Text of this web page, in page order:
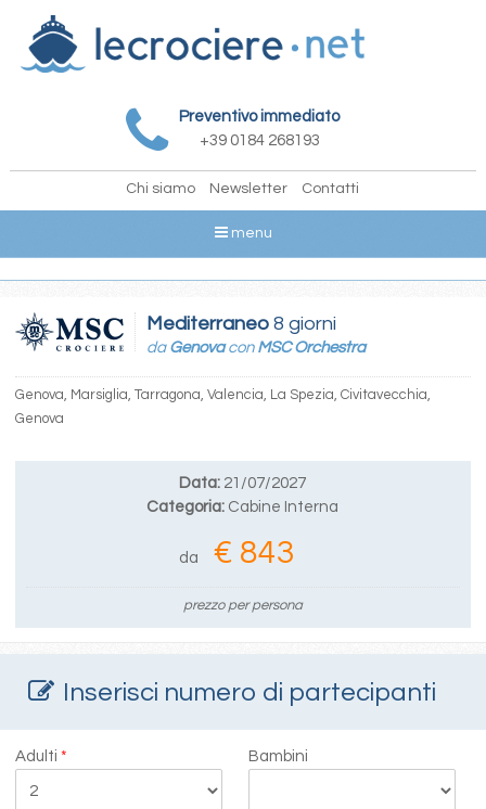
Preventivo immediato
+39 0184 268193
Chi siamo Newsletter Contatti
menu
Mediterraneo8 giorni
da Genovacon MSC Orchestra
Genova, Marsiglia, Tarragona, Valencia, La Spezia, Civitavecchia,
Genova
Data: 21/07/2027
Categoria: Cabine Interna
da € 843
prezzo per persona
Inserisci numero di partecipanti
Adulti* Bambini